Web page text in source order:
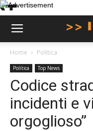
Home Politica
Politica Top News
Codice
incidenti e
orgoglioso”